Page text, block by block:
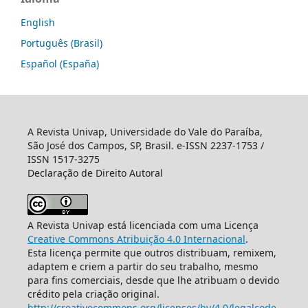
English
Português (Brasil)
Español (España)
A Revista Univap, Universidade do Vale do Paraíba,
São José dos Campos, SP, Brasil. e-ISSN 2237-1753 /
ISSN 1517-3275
Declaração de Direito Autoral
A Revista Univap está licenciada com uma Licença
Creative Commons Atribuição 4.0 Internacional.
Esta licença permite que outros distribuam, remixem,
adaptem e criem a partir do seu trabalho, mesmo
para fins comerciais, desde que lhe atribuam o devido
crédito pela criação original.